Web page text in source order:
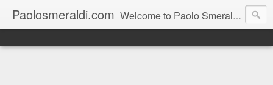
Paolosmeraldi.com Welcome to Paolo Smeraldi's website, online since 2002. Consigliere comunale a Sestri Levante.